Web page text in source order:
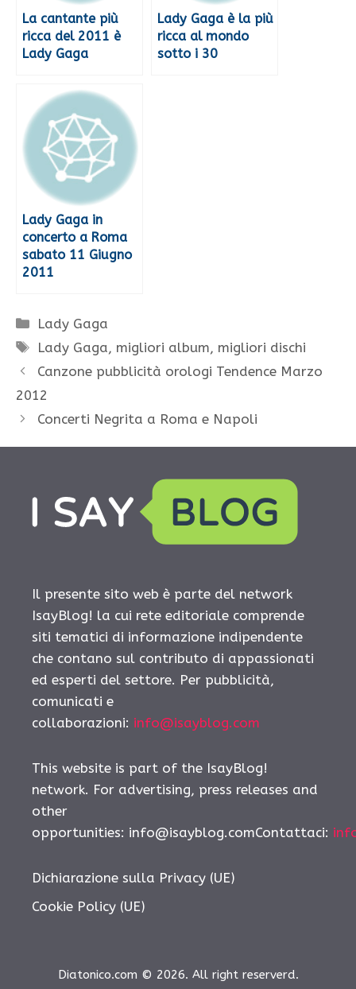
La cantante più
ricca del 2011 è
Lady Gaga
Lady Gaga è la più
ricca al mondo
sotto i 30
Lady Gaga in
concerto a Roma
sabato 11 Giugno
2011
Categorie
Lady Gaga
Tag
Lady Gaga, migliori album, migliori dischi
Canzone pubblicità orologi Tendence Marzo
2012
Concerti Negrita a Roma e Napoli
Il presente sito web è parte del network
IsayBlog! la cui rete editoriale comprende
siti tematici di informazione indipendente
che contano sul contributo di appassionati
ed esperti del settore. Per pubblicità,
comunicati e
collaborazioni: info@isayblog.com
This website is part of the IsayBlog!
network. For advertising, press releases and
other
opportunities: info@isayblog.comContattaci:
Dichiarazione sulla Privacy (UE)
Cookie Policy (UE)
Diatonico.com © 2026. All right reserverd.